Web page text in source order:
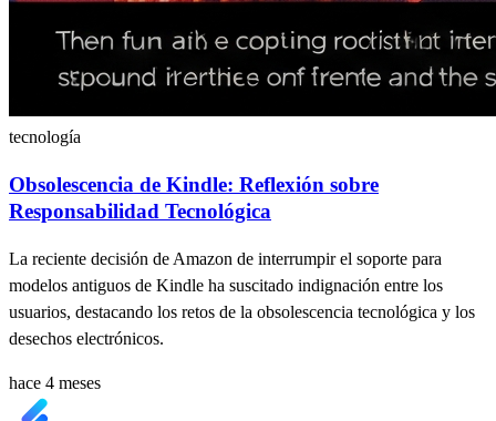
tecnología
Obsolescencia de Kindle: Reflexión sobre
Responsabilidad Tecnológica
La reciente decisión de Amazon de interrumpir el soporte para
modelos antiguos de Kindle ha suscitado indignación entre los
usuarios, destacando los retos de la obsolescencia tecnológica y los
desechos electrónicos.
hace 4 meses